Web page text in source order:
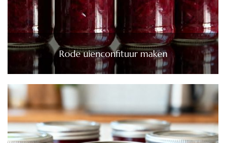
Rode uienconfituur maken